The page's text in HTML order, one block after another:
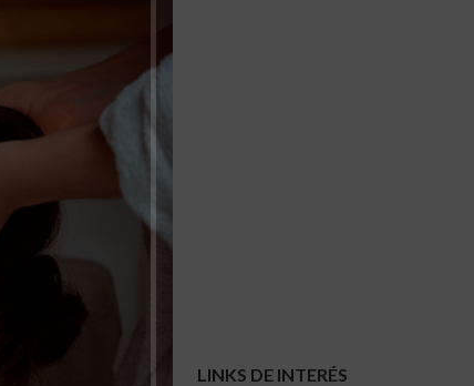
LINKS DE INTERÉS